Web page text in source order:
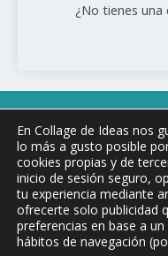
¿No tienes una
Aviso
En Collage de Ideas nos
lo más a gusto posible
cookies propias y de
inicio de sesión seguro,
tu experiencia mediante
ofrecerte solo publicidad
preferencias en base a
hábitos de navegación